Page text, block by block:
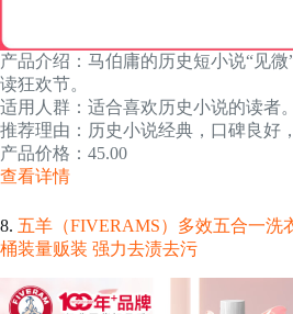
产品介绍：马伯庸的历史短小说“见
读狂欢节。
适用人群：适合喜欢历史小说的读者。
推荐理由：历史小说经典，口碑良好
产品价格：45.00
查看详情
8. 五羊（FIVERAMS）多效五合一洗
桶装量贩装 强力去渍去污